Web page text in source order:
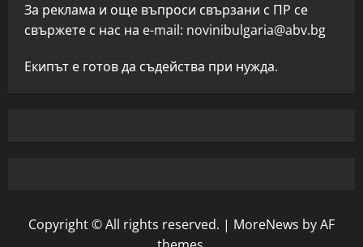
За реклама и още въпроси свързани с ПР се
свържете с нас на e-mail: novinibulgaria@abv.bg
Екипът е готов да съдейства при нужда.
Copyright © All rights reserved. | MoreNews by AF